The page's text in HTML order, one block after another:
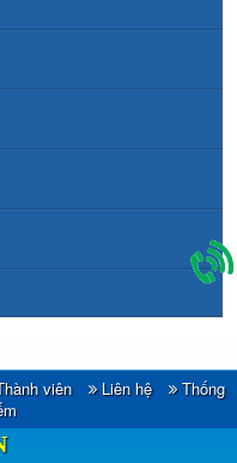
viên Liên hệ
Thống
TM - XNK HOÀNG